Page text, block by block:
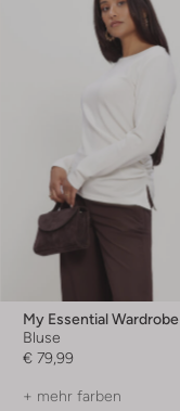
My Essential Wardrobe
Bluse
€ 79,99
+ mehr farben